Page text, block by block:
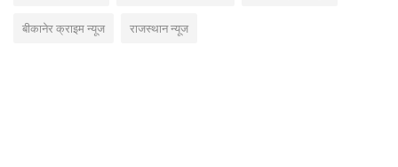
बीकानेर क्राइम न्यूज राजस्थान न्यूज